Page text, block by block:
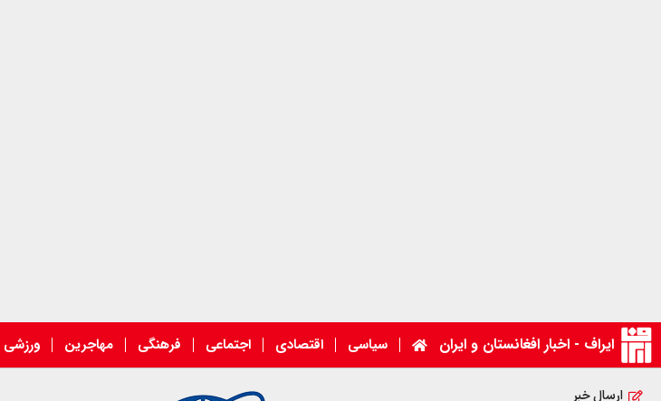
ایراف - اخبار افغانستان و ایران سیاسی اقتصادی اجتماعی فرهنگی مهاجرین ورزشی
ارسال خبر